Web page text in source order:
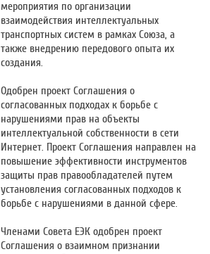
мероприятия по организации
взаимодействия интеллектуальных
транспортных систем в рамках Союза, а
также внедрению передового опыта их
создания.
Одобрен проект Соглашения о
согласованных подходах к борьбе с
нарушениями прав на объекты
интеллектуальной собственности в сети
Интернет. Проект Соглашения направлен на
повышение эффективности инструментов
защиты прав правообладателей путем
установления согласованных подходов к
борьбе с нарушениями в данной сфере.
Членами Совета ЕЭК одобрен проект
Соглашения о взаимном признании